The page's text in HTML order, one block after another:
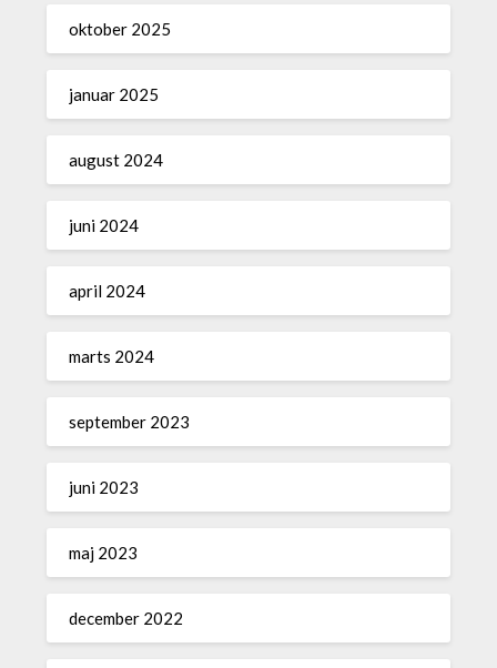
oktober 2025
januar 2025
august 2024
juni 2024
april 2024
marts 2024
september 2023
juni 2023
maj 2023
december 2022